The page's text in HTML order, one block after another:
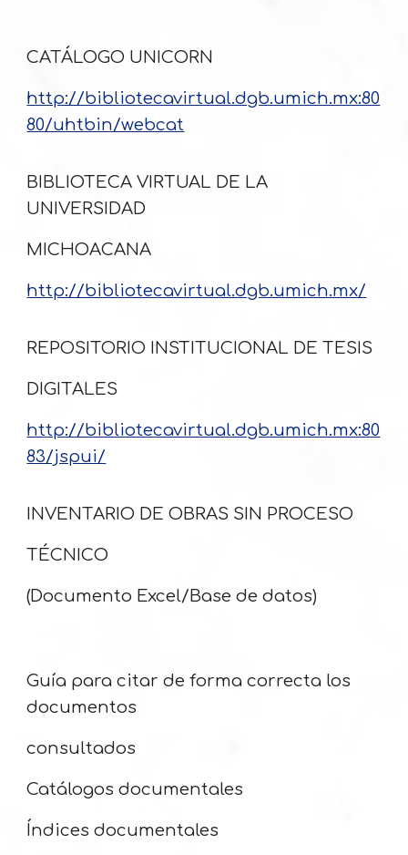
CATÁLOGO UNICORN
http://bibliotecavirtual.dgb.umich.mx:80
80/uhtbin/webcat
BIBLIOTECA VIRTUAL DE LA
UNIVERSIDAD
MICHOACANA
http://bibliotecavirtual.dgb.umich.mx/
REPOSITORIO INSTITUCIONAL DE TESIS
DIGITALES
http://bibliotecavirtual.dgb.umich.mx:80
83/jspui/
INVENTARIO DE OBRAS SIN PROCESO
TÉCNICO
(Documento Excel/Base de datos)
Guía para citar de forma correcta los
documentos
consultados
Catálogos documentales
Índices documentales